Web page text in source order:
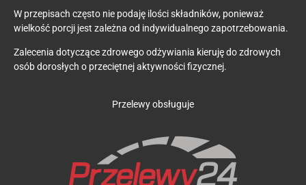
W przepisach często nie podaję ilości składników, ponieważ
wielkość porcji jest zależna od indywidualnego zapotrzebowania.
Zalecenia dotyczące zdrowego odżywiania kieruję do zdrowych
osób dorosłych o przeciętnej aktywności fizycznej.
Przelewy obsługuje